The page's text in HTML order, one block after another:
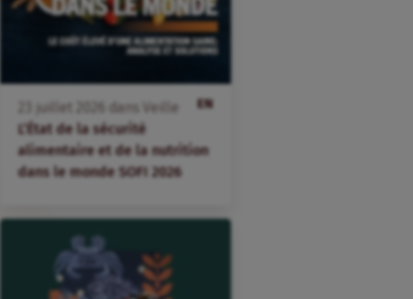
EN
juillet dans
Veille
L’État de la sécurité
alimentaire et de la nutrition
dans le monde SOFI 2026